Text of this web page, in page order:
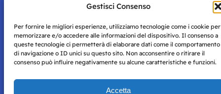
Gestisci Consenso
Per fornire le migliori esperienze, utilizziamo tecnologie come i cookie per
memorizzare e/o accedere alle informazioni del dispositivo. Il consenso a
queste tecnologie ci permetterà di elaborare dati come il comportamento
di navigazione o ID unici su questo sito. Non acconsentire o ritirare il
consenso può influire negativamente su alcune caratteristiche e funzioni.
Accetta
Napoli con autorizzazione numero 38 del 25/9/2019.
Tutte le immagini e i contenuti su questo sito sono forniti